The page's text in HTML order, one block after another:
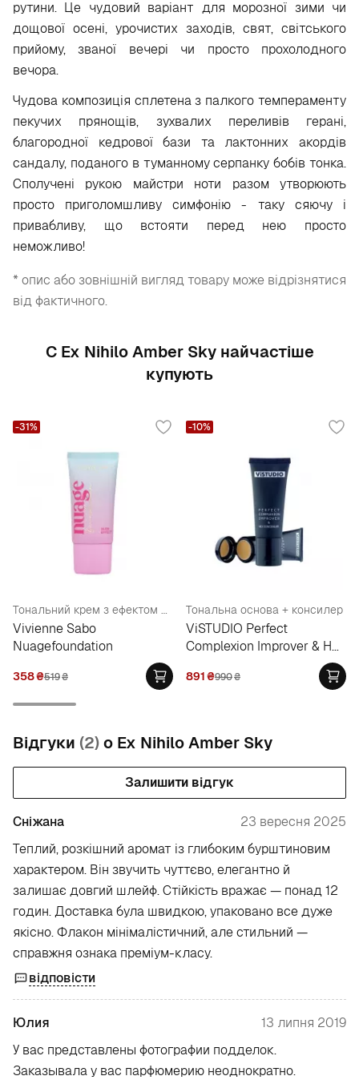
рутини. Це чудовий варіант для морозної зими чи
дощової осені, урочистих заходів, свят, світського
прийому, званої вечері чи просто прохолодного
вечора.
Чудова композиція сплетена з палкого темпераменту
пекучих прянощів, зухвалих переливів герані,
благородної кедрової бази та лактонних акордів
сандалу, поданого в туманному серпанку бобів тонка.
Сполучені рукою майстри ноти разом утворюють
просто приголомшливу симфонію - таку сяючу і
привабливу, що встояти перед нею просто
неможливо!
* опис або зовнішній вигляд товару може відрізнятися
від фактичного.
С Ex Nihilo Amber Sky найчастіше
купують
Тональний крем з ефектом природної шкіри
Vivienne Sabo
Nuagefoundation
358₴519₴
-31%
Тональна основа + консилер
ViSTUDIO Perfect
Complexion Improver & HD
891₴990₴
-10%
Відгуки (2)о Ex Nihilo Amber Sky
Залишити відгук
Сніжана
23 вересня 2025
Теплий, розкішний аромат із глибоким бурштиновим
характером. Він звучить чуттєво, елегантно й
залишає довгий шлейф. Стійкість вражає — понад 12
годин. Доставка була швидкою, упаковано все дуже
якісно. Флакон мінімалістичний, але стильний —
справжня ознака преміум-класу.
відповісти
Юлия
13 липня 2019
У вас представлены фотографии подделок.
Заказывала у вас парфюмерию неоднократно.